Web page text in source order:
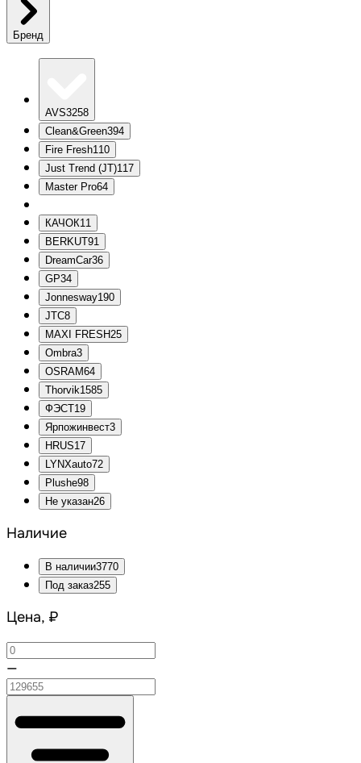
Бренд
AVS3258
Clean&Green394
Fire Fresh110
Just Trend (JT)117
Master Pro64
КАЧОК11
BERKUT91
DreamCar36
GP34
Jonnesway190
JTC8
MAXI FRESH25
Ombra3
OSRAM64
Thorvik1585
ФЭСТ19
Ярпожинвест3
HRUS17
LYNXauto72
Plushe98
Не указан26
Наличие
В наличии3770
Под заказ255
Цена, ₽
—